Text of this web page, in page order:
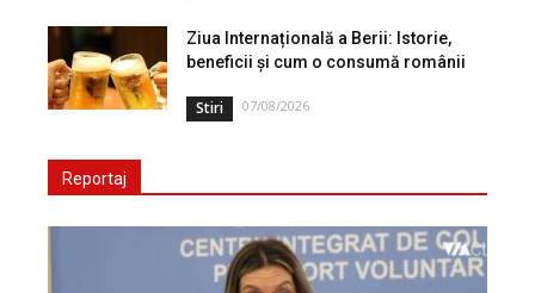
Ziua Internațională a Berii: Istorie,
beneficii și cum o consumă românii
Stiri 07/08/2026
Reportaj